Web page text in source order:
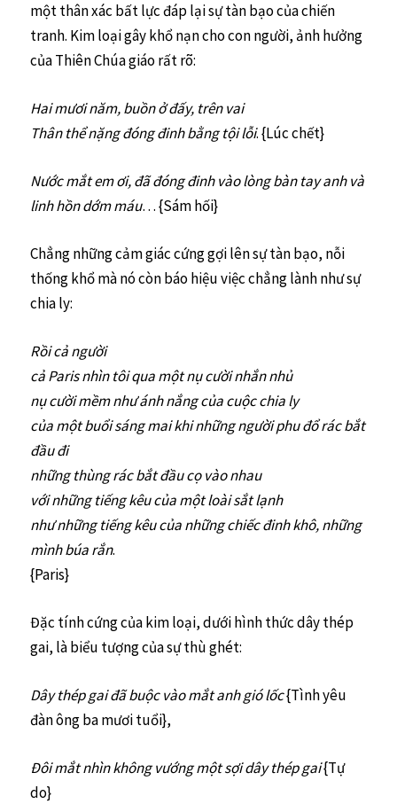
một thân xác bất lực đáp lại sự tàn bạo của chiến
tranh. Kim loại gây khổ nạn cho con người, ảnh hưởng
của Thiên Chúa giáo rất rõ:
Hai mươi năm, buồn ở đấy, trên vai
Thân thể nặng đóng đinh bằng tội lỗi. {Lúc chết}
Nước mắt em ơi, đã đóng đinh vào lòng bàn tay anh và
linh hồn dớm máu… {Sám hối}
Chẳng những cảm giác cứng gợi lên sự tàn bạo, nỗi
thống khổ mà nó còn báo hiệu việc chẳng lành như sự
chia ly:
Rồi cả người
cả Paris nhìn tôi qua một nụ cười nhắn nhủ
nụ cười mềm như ánh nắng của cuộc chia ly
của một buổi sáng mai khi những người phu đổ rác bắt
đầu đi
những thùng rác bắt đầu cọ vào nhau
với những tiếng kêu của một loài sắt lạnh
như những tiếng kêu của những chiếc đinh khô, những
mình búa rắn.
{Paris}
Đặc tính cứng của kim loại, dưới hình thức dây thép
gai, là biểu tượng của sự thù ghét:
Dây thép gai đã buộc vào mắt anh gió lốc{Tình yêu
đàn ông ba mươi tuổi},
Đôi mắt nhìn không vướng một sợi dây thép gai{Tự
do}